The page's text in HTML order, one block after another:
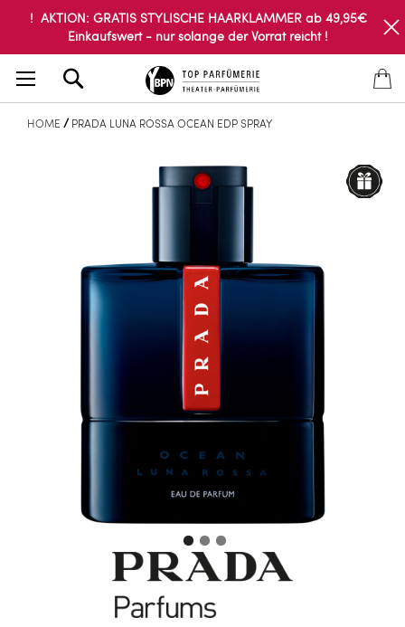
! AKTION: GRATIS STYLISCHE HAARKLAMMER ab 49,95€
Einkaufswert - nur solange der Vorrat reicht !
HOME PRADA LUNA ROSSA OCEAN EDP SPRAY